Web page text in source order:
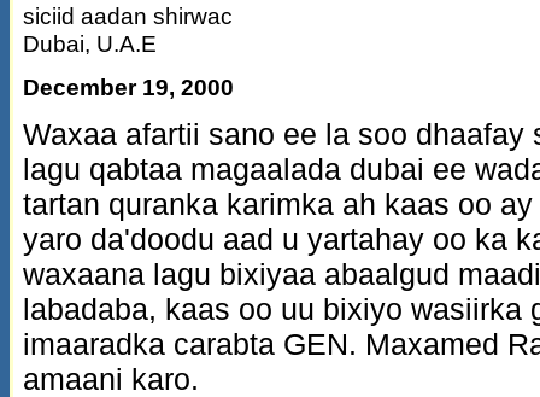
siciid aadan shirwac
Dubai, U.A.E
December 19, 2000
Waxaa afartii sano ee la soo dhaafay
lagu qabtaa magaalada dubai ee
tartan quranka karimka ah kaas oo
yaro da'doodu aad u yartahay oo ka
waxaana lagu bixiyaa abaalgud
labadaba, kaas oo uu bixiyo wasiirka
imaaradka carabta GEN. Maxamed
amaani karo.